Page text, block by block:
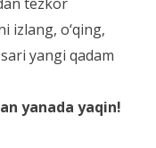
izlang, o‘qing,
yangi qadam
yanada yaqin!